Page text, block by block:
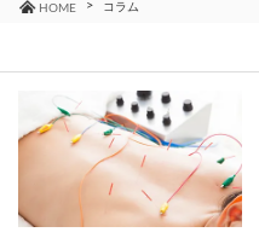
HOME コラム
アクセス